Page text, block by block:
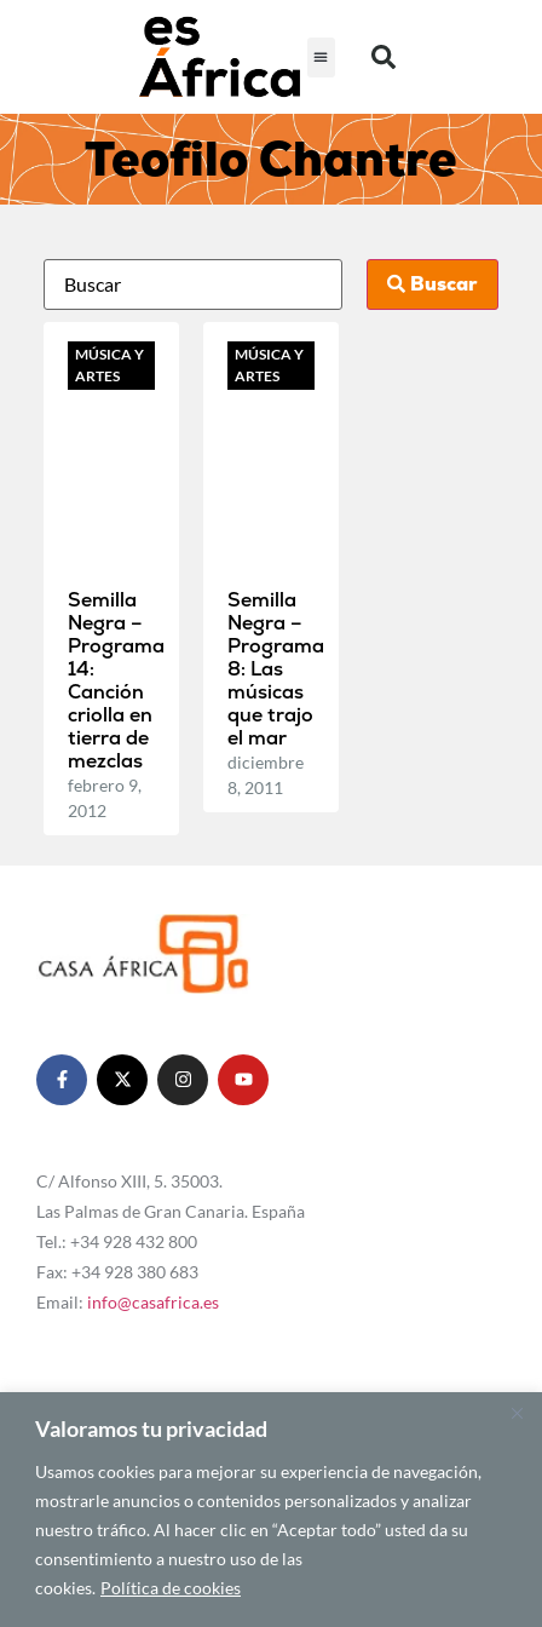
Valoramos tu privacidad
Usamos cookies para mejorar su experiencia de navegación,
mostrarle anuncios o contenidos personalizados y analizar
nuestro tráfico. Al hacer clic en “Aceptar todo” usted da su
consentimiento a nuestro uso de las
cookies. Política de cookies
Teofilo Chantre
Buscar
MÚSICA Y
ARTES
Semilla
Negra –
Programa
14:
Canción
criolla en
tierra de
mezclas
febrero 9,
2012
MÚSICA Y
ARTES
Semilla
Negra –
Programa
8: Las
músicas
que trajo
el mar
diciembre
8, 2011
C/ Alfonso XIII, 5. 35003.
Las Palmas de Gran Canaria. España
Tel.: +34 928 432 800
Fax: +34 928 380 683
Email: info@casafrica.es
Blog
Quiénes somos
Autores
Español